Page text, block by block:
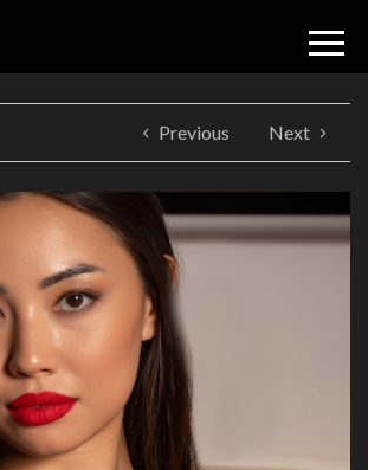
Previous Next